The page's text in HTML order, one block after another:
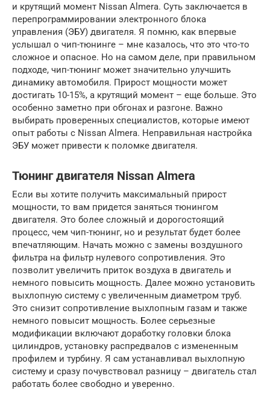
и крутящий момент Nissan Almera. Суть заключается в
перепрограммировании электронного блока
управления (ЭБУ) двигателя. Я помню, как впервые
услышал о чип-тюнинге – мне казалось, что это что-то
сложное и опасное. Но на самом деле, при правильном
подходе, чип-тюнинг может значительно улучшить
динамику автомобиля. Прирост мощности может
достигать 10-15%, а крутящий момент – еще больше. Это
особенно заметно при обгонах и разгоне. Важно
выбирать проверенных специалистов, которые имеют
опыт работы с Nissan Almera. Неправильная настройка
ЭБУ может привести к поломке двигателя.
Тюнинг двигателя Nissan Almera
Если вы хотите получить максимальный прирост
мощности, то вам придется заняться тюнингом
двигателя. Это более сложный и дорогостоящий
процесс, чем чип-тюнинг, но и результат будет более
впечатляющим. Начать можно с замены воздушного
фильтра на фильтр нулевого сопротивления. Это
позволит увеличить приток воздуха в двигатель и
немного повысить мощность. Далее можно установить
выхлопную систему с увеличенным диаметром труб.
Это снизит сопротивление выхлопным газам и также
немного повысит мощность. Более серьезные
модификации включают доработку головки блока
цилиндров, установку распредвалов с измененным
профилем и турбину. Я сам устанавливал выхлопную
систему и сразу почувствовал разницу – двигатель стал
работать более свободно и уверенно.